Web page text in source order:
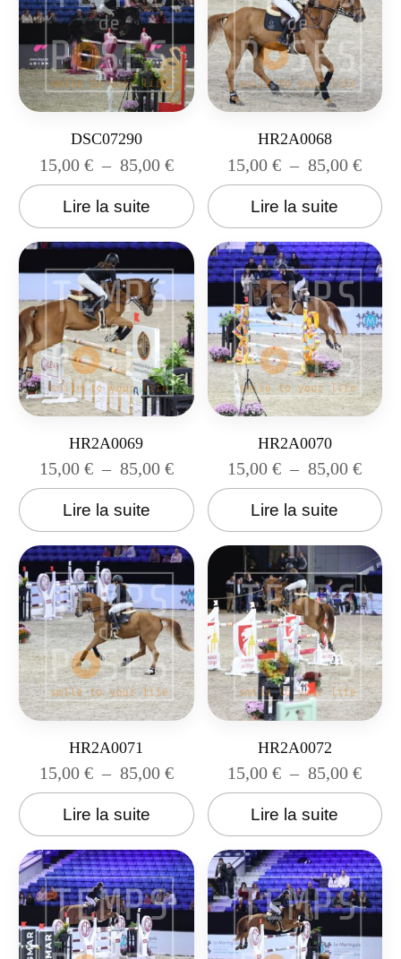
DSC07290
15,00 € – 85,00 €
Lire la suite
HR2A0068
15,00€ – 85,00€
Lire la suite
HR2A0069
15,00 € – 85,00 €
Lire la suite
HR2A0070
15,00€ – 85,00€
Lire la suite
HR2A0071
15,00 € – 85,00 €
Lire la suite
HR2A0072
15,00€ – 85,00€
Lire la suite